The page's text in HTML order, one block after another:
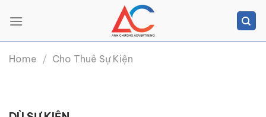
Home / Cho Thuê Sự Kiện